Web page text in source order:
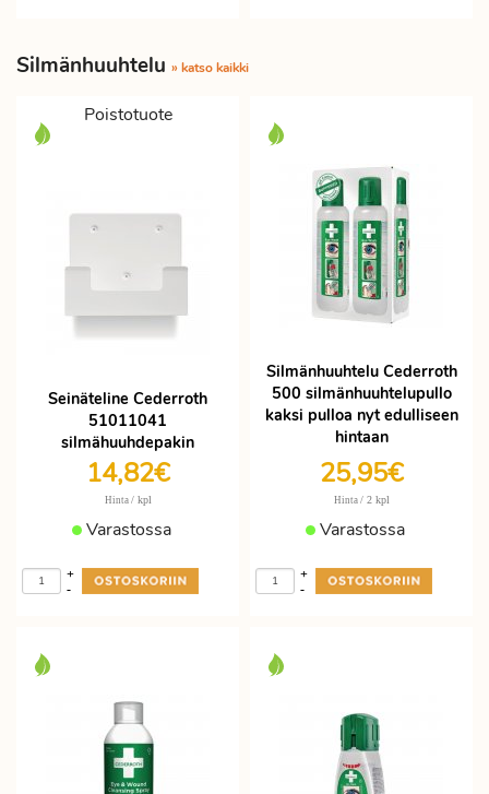
Silmänhuuhtelu » katso kaikki
Poistotuote
Seinäteline Cederroth
51011041
silmähuuhdepakin
14,82€
Hinta / kpl
Varastossa
-
+
Silmänhuuhtelu Cederroth
500 silmänhuuhtelupullo
kaksi pulloa nyt edulliseen
hintaan
25,95€
Hinta / 2 kpl
Varastossa
-
+